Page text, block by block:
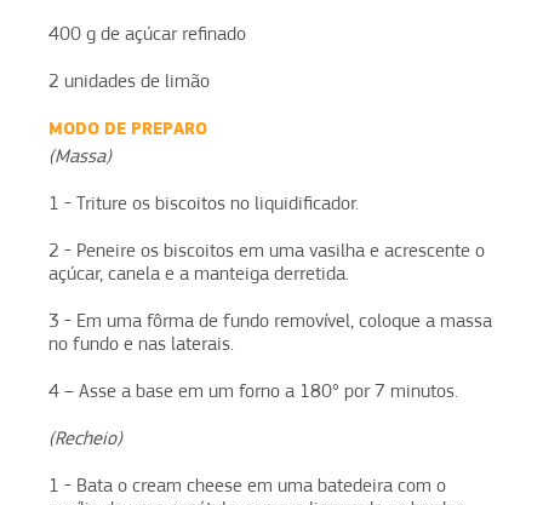
400 g de açúcar refinado
2 unidades de limão
MODO DE PREPARO
(Massa)
1 - Triture os biscoitos no liquidificador.
2 - Peneire os biscoitos em uma vasilha e acrescente o
açúcar, canela e a manteiga derretida.
3 - Em uma fôrma de fundo removível, coloque a massa
no fundo e nas laterais.
4 – Asse a base em um forno a 180° por 7 minutos.
(Recheio)
1 - Bata o cream cheese em uma batedeira com o